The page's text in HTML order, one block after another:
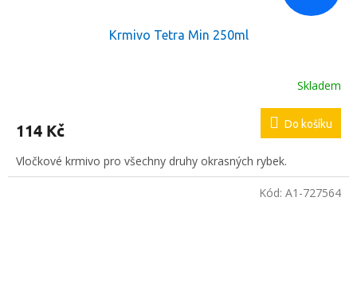
Krmivo Tetra Min 250ml
Skladem
114 Kč Do košíku
Vločkové krmivo pro všechny druhy okrasných rybek.
Kód: A1-727564